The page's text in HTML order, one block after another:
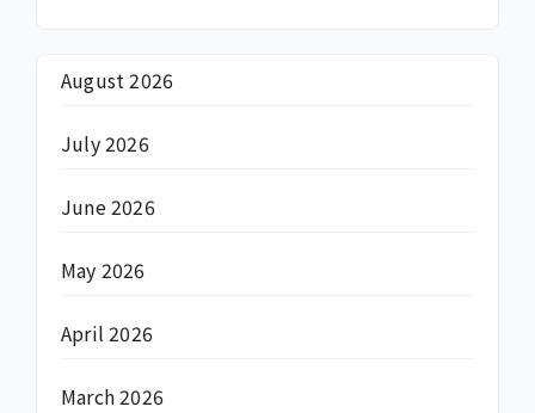
August 2026
July 2026
June 2026
May 2026
April 2026
March 2026